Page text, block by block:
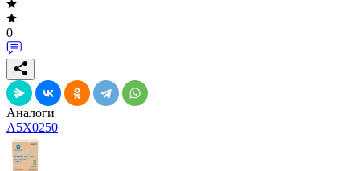
0
Аналоги
A5X0250